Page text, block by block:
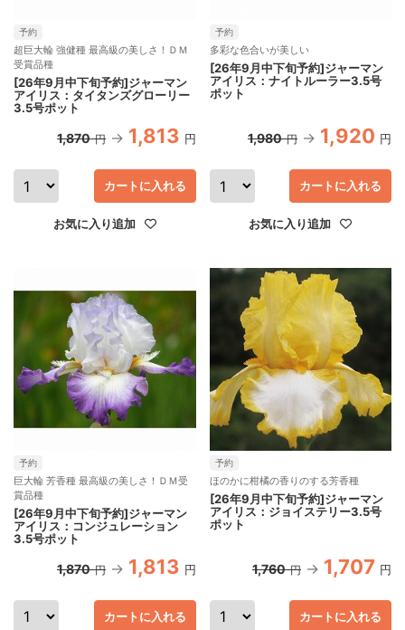
予約
超巨大輪 強健種 最高級の美しさ！ＤＭ
受賞品種
[26年9月中下旬予約]ジャーマン
アイリス：タイタンズグローリー
3.5号ポット
1,870 円 1,813 円
お気に入り追加
カートに入れる
予約
多彩な色合いが美しい
[26年9月中下旬予約]ジャーマン
アイリス：ナイトルーラー3.5号
ポット
1,980 円 1,920 円
お気に入り追加
カートに入れる
予約
巨大輪 芳香種 最高級の美しさ！ＤＭ受
賞品種
[26年9月中下旬予約]ジャーマン
アイリス：コンジュレーション
3.5号ポット
1,870 円 1,813 円
カートに入れる
予約
ほのかに柑橘の香りのする芳香種
[26年9月中下旬予約]ジャーマン
アイリス：ジョイステリー3.5号
ポット
1,760 円 1,707 円
カートに入れる